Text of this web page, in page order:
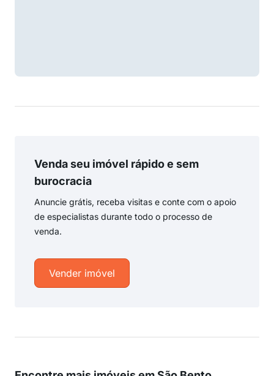
Venda seu imóvel rápido e sem
burocracia
Anuncie grátis, receba visitas e conte com o apoio
de especialistas durante todo o processo de
venda.
Vender imóvel